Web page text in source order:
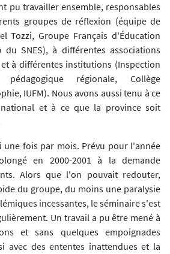
pu travailler ensemble, responsables
groupes de réflexion (équipe de
Tozzi, Groupe Français d'Éducation
SNES), à différentes associations
et à différentes institutions (Inspection
pédagogique régionale, Collège
IUFM). Nous avons aussi tenu à ce
et à ce que la province soit
une fois par mois. Prévu pour l'année
en 2000-2001 à la demande
Alors que l'on pouvait redouter,
du groupe, du moins une paralysie
incessantes, le séminaire s'est
Un travail a pu être mené à
et sans quelques empoignades
avec des ententes inattendues et la